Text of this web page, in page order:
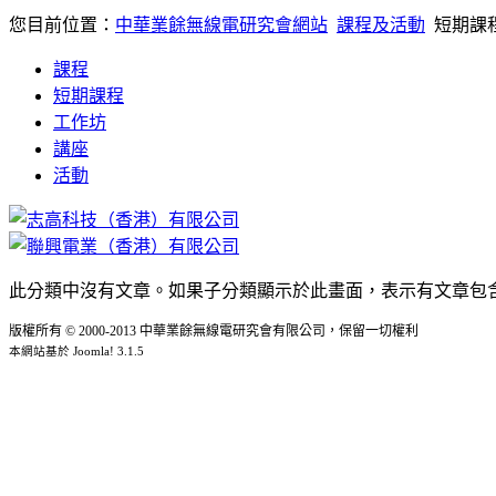
您目前位置： 中華業餘無線電研究會網站 課程及活動 短期課
課程
短期課程
工作坊
講座
活動
此分類中沒有文章。如果子分類顯示於此畫面，表示有文章包
版權所有 © 2000-2013 中華業餘無線電研究會有限公司，保留一切權利
本網站基於 Joomla! 3.1.5